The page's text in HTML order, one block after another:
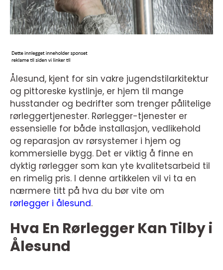
Ålesund, kjent for sin vakre jugendstilarkitektur
og pittoreske kystlinje, er hjem til mange
husstander og bedrifter som trenger pålitelige
rørleggertjenester. Rørlegger-tjenester er
essensielle for både installasjon, vedlikehold
og reparasjon av rørsystemer i hjem og
kommersielle bygg. Det er viktig å finne en
dyktig rørlegger som kan yte kvalitetsarbeid til
en rimelig pris. I denne artikkelen vil vi ta en
nærmere titt på hva du bør vite om
rørlegger i ålesund.
Hva En Rørlegger Kan Tilby i
Ålesund